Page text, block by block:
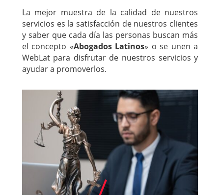
La mejor muestra de la calidad de nuestros
servicios es la satisfacción de nuestros clientes
y saber que cada día las personas buscan más
el concepto «Abogados Latinos» o se unen a
WebLat para disfrutar de nuestros servicios y
ayudar a promoverlos.